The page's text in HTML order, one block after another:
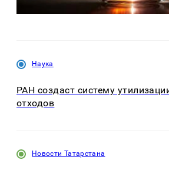
Наука
РАН создаст систему
отходов
Новости Татарстана